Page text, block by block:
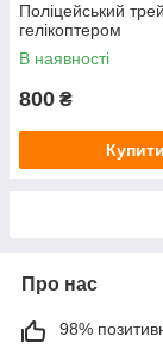
Поліцейський
гелікоптером
В наявності
800 ₴
Купити
Про нас
98%